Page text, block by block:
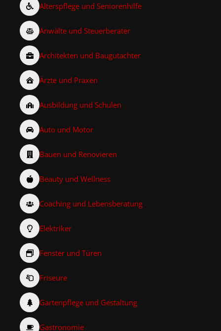
Alterspflege und Seniorenhilfe
Anwälte und Steuerberater
Architekten und Baugutachter
Ärzte und Praxen
Ausbildung und Schulen
Auto und Motor
Bauen und Renovieren
Beauty und Wellness
Coaching und Lebensberatung
Elektriker
Fenster und Türen
Friseure
Gartenpflege und Gestaltung
Gastronomie